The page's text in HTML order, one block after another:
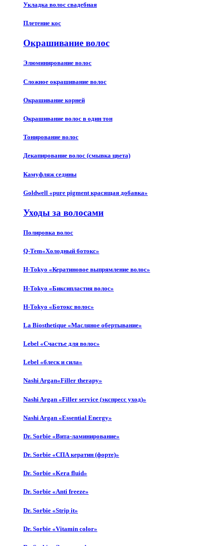
Укладка волос свадебная
Плетение кос
Окрашивание волос
Элюминирование волос
Сложное окрашивание волос
Окрашивание корней
Окрашивание волос в один тон
Тонирование волос
Декапирование волос (смывка цвета)
Камуфляж седины
Goldwell «pure pigment красящая добавка»
Уходы за волосами
Полировка волос
Q-Tem«Холодный ботокс»
H-Tokyo «Кератиновое выпрямление волос»
H-Tokyo «Биксипластия волос»
H-Tokyo «Ботокс волос»
La Biosthetique «Масляное обертывание»
Lebel «Счастье для волос»
Lebel «блеск и сила»
Nashi Argan«Filler therapy»
Nashi Argan «Filler service (экспресс уход)»
Nashi Argan «Essential Energy»
Dr. Sorbie «Вита-ламинирование»
Dr. Sorbie «СПА кератин (форте)»
Dr. Sorbie «Kera fluid»
Dr. Sorbie «Anti freeze»
Dr. Sorbie «Strip it»
Dr. Sorbie «Vitamin color»